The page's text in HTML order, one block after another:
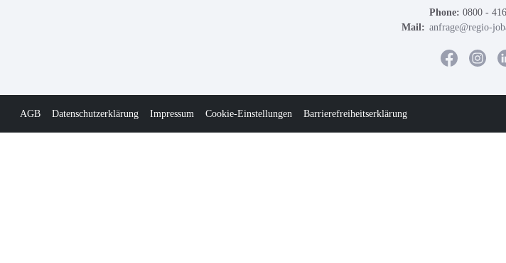
Phone: 0800 -
Mail: anfrage@regio-
AGB Datenschutzerklärung Impressum Cookie-Einstellungen Barrierefreiheitserklärung